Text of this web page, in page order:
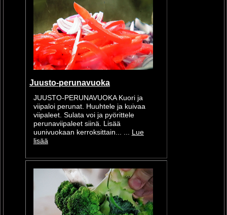
Juusto-perunavuoka
JUUSTO-PERUNAVUOKA Kuori ja
viipaloi perunat. Huuhtele ja kuivaa
viipaleet. Sulata voi ja pyörittele
perunaviipaleet siinä. Lisää
uunivuokaan kerroksittain... ...
Lue
lisää